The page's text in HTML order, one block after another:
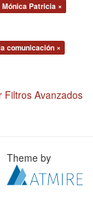
Patricia ×
comunicación ×
Filtros Avanzados
Theme by